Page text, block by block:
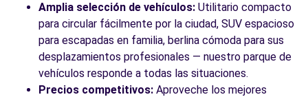
Ver todas las agencias
Amplia selección de vehículos: Utilitario compacto
para circular fácilmente por la ciudad, SUV espacioso
para escapadas en familia, berlina cómoda para sus
desplazamientos profesionales — nuestro parque de
vehículos responde a todas las situaciones.
Precios competitivos: Aproveche los mejores